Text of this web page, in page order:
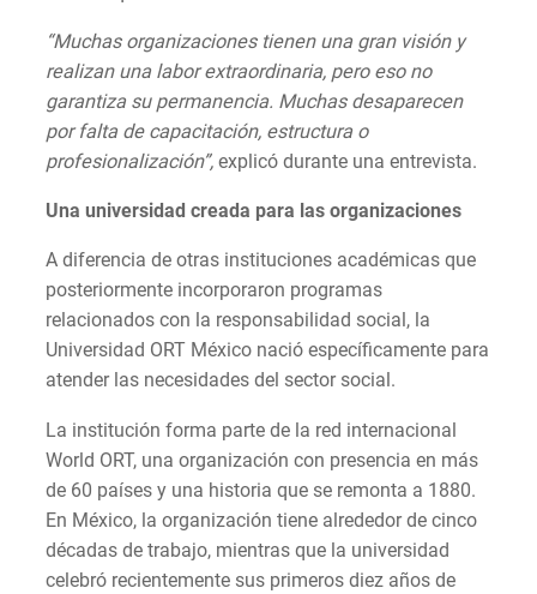
“Muchas organizaciones tienen una gran visión y
realizan una labor extraordinaria, pero eso no
garantiza su permanencia. Muchas desaparecen
por falta de capacitación, estructura o
profesionalización”, explicó durante una entrevista.
Una universidad creada para las organizaciones
A diferencia de otras instituciones académicas que
posteriormente incorporaron programas
relacionados con la responsabilidad social, la
Universidad ORT México nació específicamente para
atender las necesidades del sector social.
La institución forma parte de la red internacional
World ORT, una organización con presencia en más
de 60 países y una historia que se remonta a 1880.
En México, la organización tiene alrededor de cinco
décadas de trabajo, mientras que la universidad
celebró recientemente sus primeros diez años de